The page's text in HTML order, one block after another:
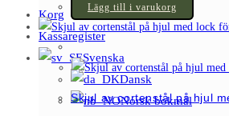
Korg
Kassaregister
Svenska
Dansk
Norsk bokmål
Lägg till i varukorg
Skjul av cortenstål på hjul